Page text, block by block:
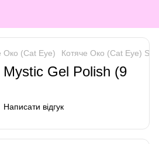
Око (Cat Eye) Котяче Око (Cat Eye)
Gel Polish (9
Написати відгук